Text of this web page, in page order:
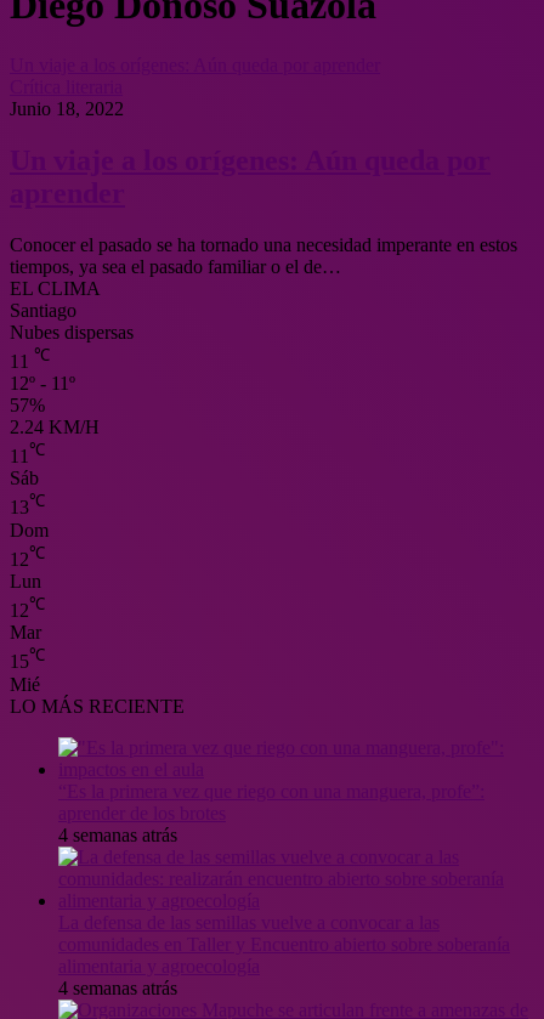
Junio 18, 2022
Conocer el pasado se ha tornado una necesidad imperante en estos
tiempos, ya sea el pasado familiar o el de…
EL CLIMA
Santiago
Nubes dispersas
11 ℃
12º - 11º
57%
2.24 KM/H
11 ℃
Sáb
13℃
Dom
12℃
Lun
12℃
Mar
15℃
Mié
LO MÁS RECIENTE
4 semanas atrás
4 semanas atrás